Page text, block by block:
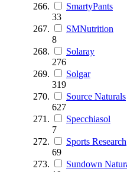
SmartyPants
33
SMNutrition
8
Solaray
276
Solgar
319
Source Naturals
627
Specchiasol
7
Sports Research
69
Sundown